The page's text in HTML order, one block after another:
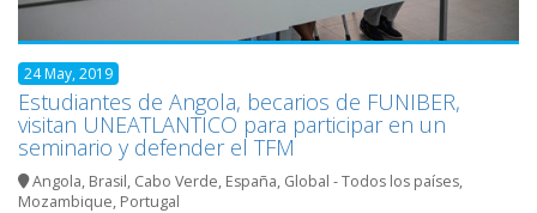
24 May, 2019
Estudiantes de Angola, becarios de FUNIBER,
visitan UNEATLANTICO para participar en un
seminario y defender el TFM
Angola, Brasil, Cabo Verde, España, Global - Todos los países,
Mozambique, Portugal